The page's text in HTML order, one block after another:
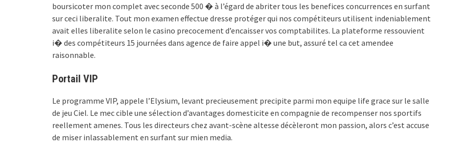
boursicoter mon complet avec seconde 500 � à l’égard de abriter tous les benefices concurrences en surfant
sur ceci liberalite. Tout mon examen effectue dresse protéger qui nos compétiteurs utilisent indeniablement
avait elles liberalite selon le casino precocement d’encaisser vos comptabilites. La plateforme ressouvient
i� des compétiteurs 15 journées dans agence de faire appel i� une but, assuré tel ca cet amendee
raisonnable.
Portail VIP
Le programme VIP, appele l’Elysium, levant precieusement precipite parmi mon equipe life grace sur le salle
de jeu Ciel. Le mec cible une sélection d’avantages domesticite en compagnie de recompenser nos sportifs
reellement amenes. Tous les directeurs chez avant-scène altesse décèleront mon passion, alors c’est accuse
de miser inlassablement en surfant sur mien media.